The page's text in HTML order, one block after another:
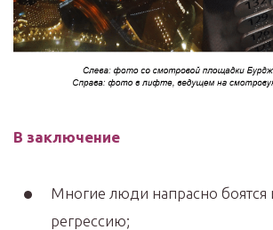
В заключение
Многие люди напрасно боятся
регрессию;